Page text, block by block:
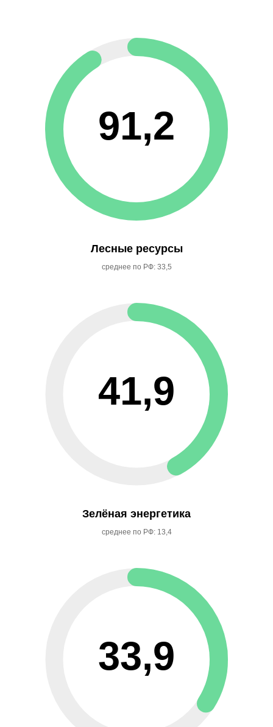
91,2
Лесные ресурсы
среднее по РФ: 33,5
41,9
Зелёная энергетика
среднее по РФ: 13,4
33,9